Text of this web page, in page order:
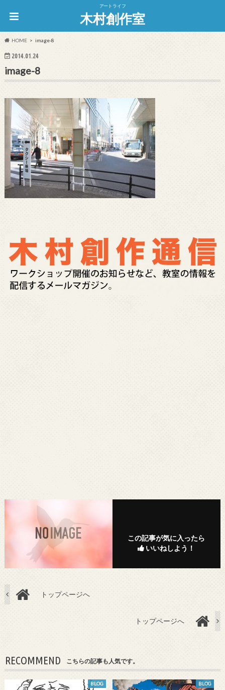
アートライフ
木村創作室
HOME image-8
2014.01.24
image-8
この記事が気に入ったら
いいねしよう！
トップページへ
トップページへ
RECOMMEND こちらの記事も人気です。
BLOG BLOG